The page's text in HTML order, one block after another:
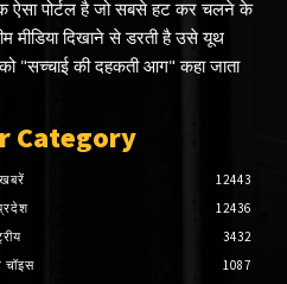
एक ऐसा पोर्टल है जो सबसे हट कर चलने के
मीडिया दिखाने से डरती है उसे यूथ
"सच्चाई की दहकती आग" कहा जाता
Category
खबरें
12443
12436
3432
चॉइस
1087